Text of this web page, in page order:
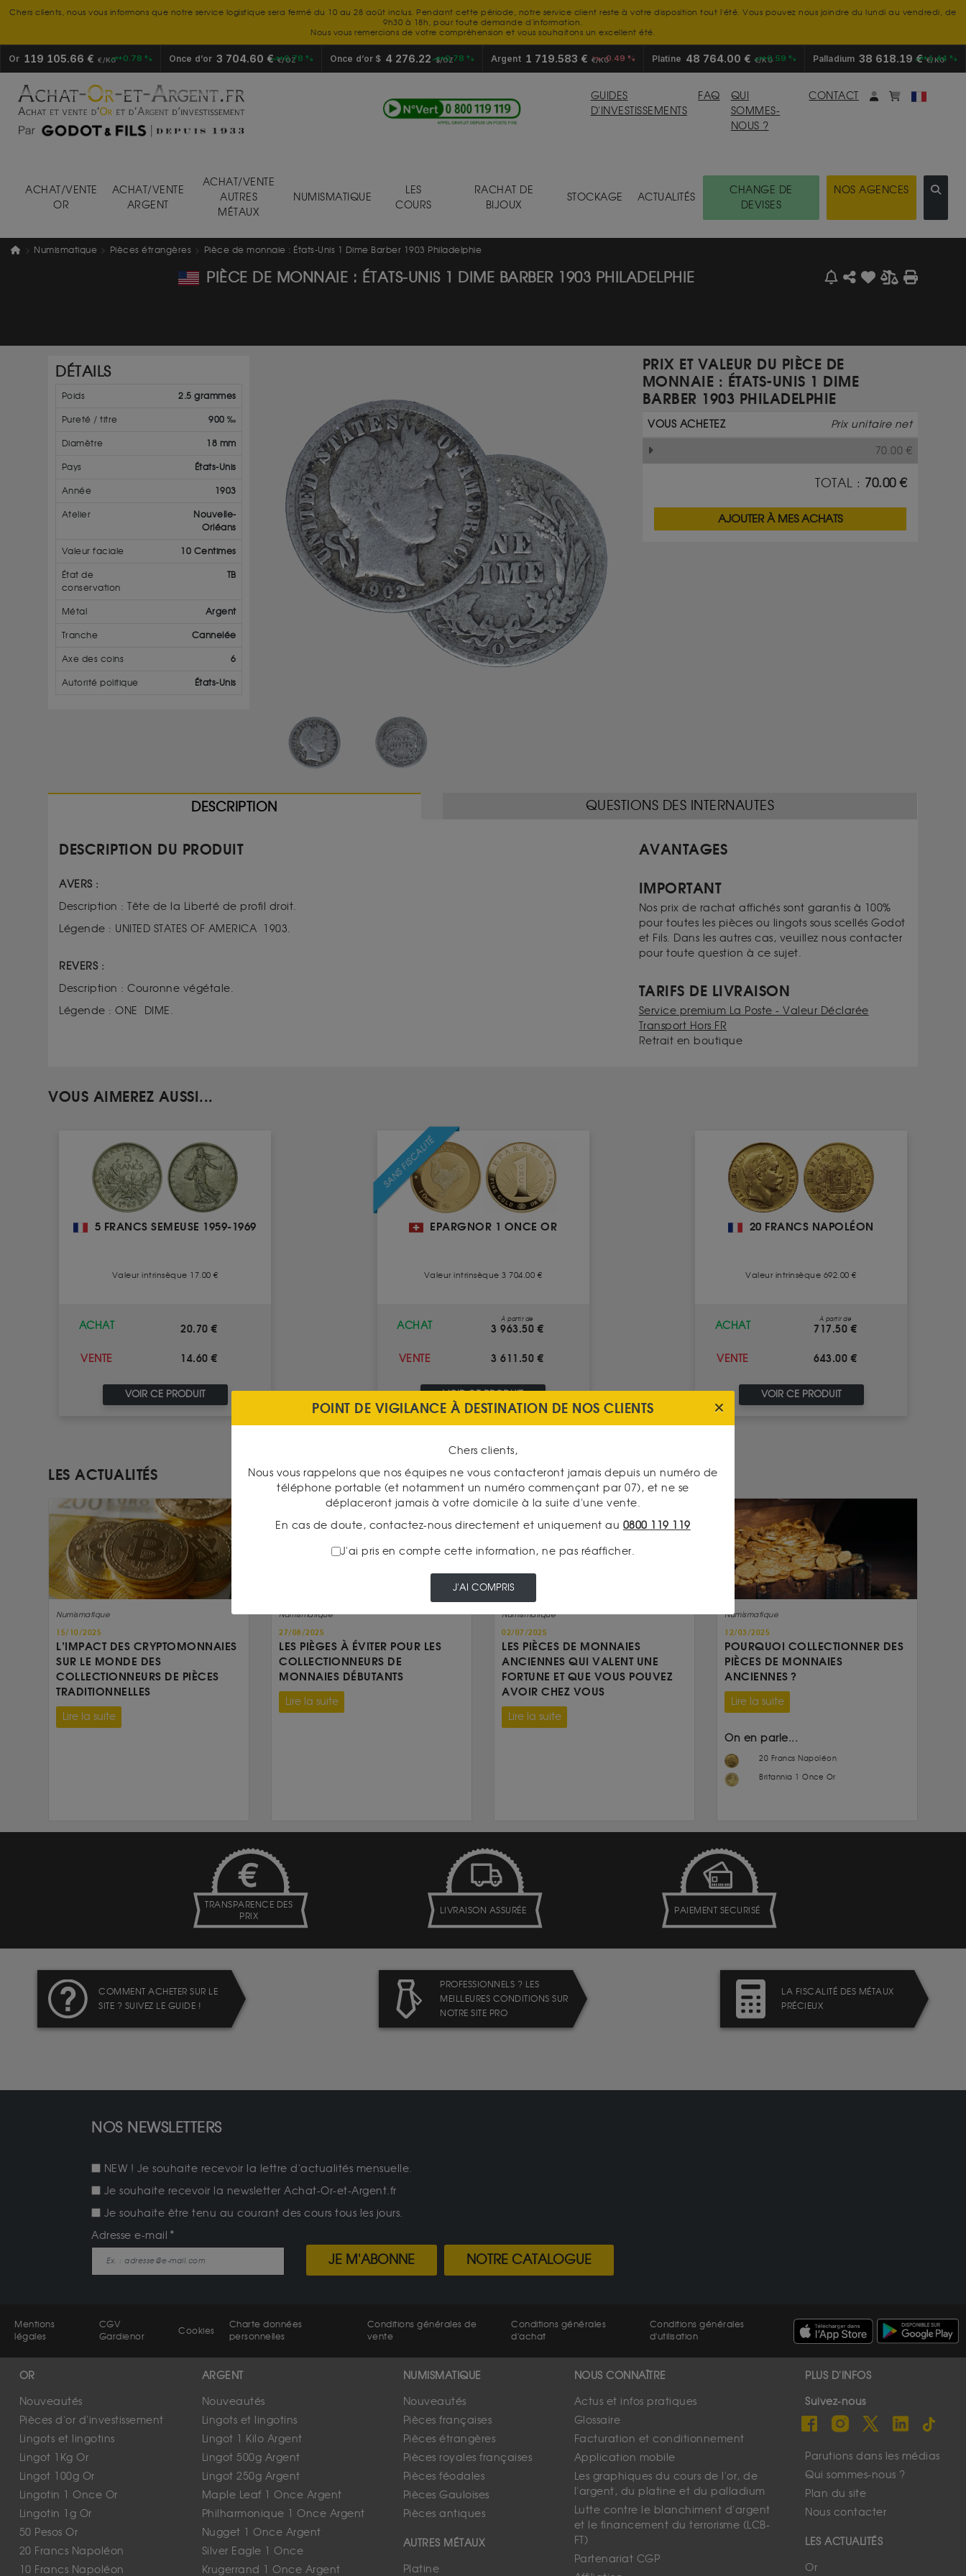
Chers clients, nous vous informons que notre service logistique sera fermé du 10 au 28 août inclus. Pendant cette période, notre service client reste à votre disposition tout l'été. Vous pouvez nous joindre du lundi au vendredi, de
9h30 à 18h, pour toute demande d'information.
Nous vous remercions de votre compréhension et vous souhaitons un excellent été.
Or 119 105.66 € €/KG +0.78 % Once d’or 3 704.60 €€/OZ
+0.78 % Once d’or $ 4 276.22 $/OZ
+0.78 % Argent 1 719.583 € €/KG-0.49 % Platine 48 764.00 € €/KG+0.59 % Palladium 38 618.19 €€/KG
+1.44 %
GUIDES
D'INVESTISSEMENTS
FAQ
QUI
SOMMES-
NOUS ?
CONTACT Mon compte
monpanier
ACHAT/VENTE
OR
ACHAT/VENTE
ARGENT
ACHAT/VENTE
AUTRES
MÉTAUX
NUMISMATIQUE
LES
COURS
RACHAT DE
BIJOUX
STOCKAGE ACTUALITÉS
CHANGE DE
DEVISES
NOS AGENCES
Numismatique Pièces étrangères Pièce de monnaie : États-Unis 1 Dime Barber 1903 Philadelphie
PIÈCE DE MONNAIE : ÉTATS-UNIS 1 DIME BARBER 1903 PHILADELPHIE
DÉTAILS
Poids 2.5 grammes
Pureté / titre 900 ‰
Diamètre 18 mm
Pays États-Unis
Année 1903
Atelier
Nouvelle-
Orléans
Valeur faciale 10 Centimes
État de
conservation
TB
Métal Argent
Tranche Cannelée
Axe des coins 6
Autorité politique États-Unis
PRIX ET VALEUR DU PIÈCE DE
MONNAIE : ÉTATS-UNIS 1 DIME
BARBER 1903 PHILADELPHIE
VOUS ACHETEZ Prix unitaire net
70.00 €
TOTAL : 70.00€
AJOUTER À MES ACHATS
DESCRIPTION QUESTIONS DES INTERNAUTES
DESCRIPTION DU PRODUIT
AVERS :
Description : Tête de la Liberté de profil droit.
Légende : UNITED STATES OF AMERICA 1903.
REVERS :
Description : Couronne végétale.
Légende : ONE DIME.
AVANTAGES
IMPORTANT
Nos prix de rachat affichés sont garantis à 100%
pour toutes les pièces ou lingots sous scellés Godot
et Fils. Dans les autres cas, veuillez nous contacter
pour toute question à ce sujet.
TARIFS DE LIVRAISON
Service premium La Poste - Valeur Déclarée
Transport Hors FR
Retrait en boutique
VOUS AIMEREZ AUSSI...
5 FRANCS SEMEUSE 1959-1969
Valeur intrinsèque 17.00 €
ACHAT 20.70 €
VENTE 14.60 €
VOIR CE PRODUIT
SANS FISCALITÉ
EPARGNOR 1 ONCE OR
Valeur intrinsèque 3 704.00 €
ACHAT
À partir de
3 963.50 €
VENTE 3 611.50 €
VOIR CE PRODUIT
20 FRANCS NAPOLÉON
Valeur intrinsèque 692.00 €
ACHAT
À partir de
717.50 €
VENTE 643.00 €
VOIR CE PRODUIT
LES ACTUALITÉS
Numismatique
15/10/2025
L’IMPACT DES CRYPTOMONNAIES
SUR LE MONDE DES
COLLECTIONNEURS DE PIÈCES
TRADITIONNELLES
Lire la suite
Numismatique
27/08/2025
LES PIÈGES À ÉVITER POUR LES
COLLECTIONNEURS DE
MONNAIES DÉBUTANTS
Lire la suite
Numismatique
02/07/2025
LES PIÈCES DE MONNAIES
ANCIENNES QUI VALENT UNE
FORTUNE ET QUE VOUS POUVEZ
AVOIR CHEZ VOUS
Lire la suite
Numismatique
12/03/2025
POURQUOI COLLECTIONNER DES
PIÈCES DE MONNAIES
ANCIENNES ?
Lire la suite
On en parle...
20 Francs Napoléon
Britannia 1 Once Or
TRANSPARENCE DES
PRIX
LIVRAISON ASSURÉE PAIEMENT SECURISÉ
COMMENT ACHETER SUR LE
SITE ? SUIVEZ LE GUIDE !
PROFESSIONNELS ? LES
MEILLEURES CONDITIONS SUR
NOTRE SITE PRO
LA FISCALITÉ DES MÉTAUX
PRÉCIEUX
NOS NEWSLETTERS
NEW ! Je souhaite recevoir la lettre d'actualités mensuelle.
Je souhaite recevoir la newsletter Achat-Or-et-Argent.fr
Je souhaite être tenu au courant des cours tous les jours.
Adresse e-mail
JE M'ABONNE NOTRE CATALOGUE
Mentions
légales
CGV
Gardienor
Cookies
Charte données
personnelles
Conditions générales de
vente
Conditions générales
d'achat
Conditions générales
d'utilisation
OR
Nouveautés
Pièces d'or d'investissement
Lingots et lingotins
Lingot 1Kg Or
Lingot 100g Or
Lingotin 1 Once Or
Lingotin 1g Or
50 Pesos Or
20 Francs Napoléon
10 Francs Napoléon
ARGENT
Nouveautés
Lingots et lingotins
Lingot 1 Kilo Argent
Lingot 500g Argent
Lingot 250g Argent
Maple Leaf 1 Once Argent
Philharmonique 1 Once Argent
Nugget 1 Once Argent
Silver Eagle 1 Once
Krugerrand 1 Once Argent
NUMISMATIQUE
Nouveautés
Pièces françaises
Pièces étrangères
Pièces royales françaises
Pièces féodales
Pièces Gauloises
Pièces antiques
AUTRES MÉTAUX
Platine
NOUS CONNAÎTRE
Actus et infos pratiques
Glossaire
Facturation et conditionnement
Application mobile
Les graphiques du cours de l'or, de
l'argent, du platine et du palladium
Lutte contre le blanchiment d'argent
et le financement du terrorisme (LCB-
FT)
Partenariat CGP
PLUS D'INFOS
Suivez-nous
Parutions dans les médias
Qui sommes-nous ?
Plan du site
Nous contacter
LES ACTUALITÉS
Or
POINT DE VIGILANCE À DESTINATION DE NOS CLIENTS
Chers clients,
Nous vous rappelons que nos équipes ne vous contacteront jamais depuis un numéro de
téléphone portable (et notamment un numéro commençant par 07), et ne se
déplaceront jamais à votre domicile à la suite d'une vente.
En cas de doute, contactez-nous directement et uniquement au 0800 119 119
J'ai pris en compte cette information, ne pas réafficher.
J'AI COMPRIS